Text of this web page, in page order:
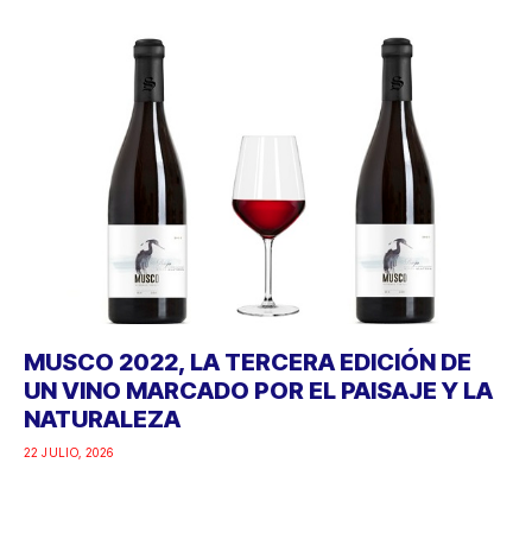
MUSCO 2022, LA TERCERA EDICIÓN DE
UN VINO MARCADO POR EL PAISAJE Y LA
NATURALEZA
22 JULIO, 2026